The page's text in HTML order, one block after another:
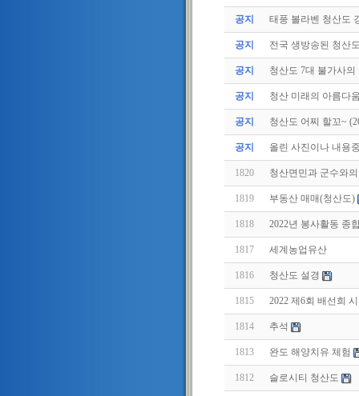
공지 태풍 볼라벤 청산도
공지 전국 생방송된 청산
공지 청산도 7대 불가사의
공지 청산 미래의 아름다
공지 청산도 어찌 할꼬~
공지 올린 사진이나 내용
1820 청산면민과 군수와
1819 부동산 매매(청산도)
1818 2022년 봉사활동 종
1817 세계농업유산
1816 청산도 설경
1815 2022 제6회 배선희
1814 추석
1813 완도 해양치유 체험
1812 슬로시티 청산도